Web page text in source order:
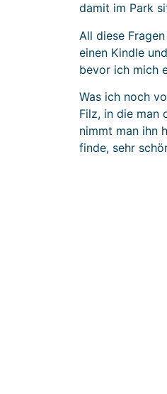
damit im Park
All diese
einen Kindle
bevor ich mich
Was ich noch
Filz, in die man
nimmt man ihn
finde, sehr